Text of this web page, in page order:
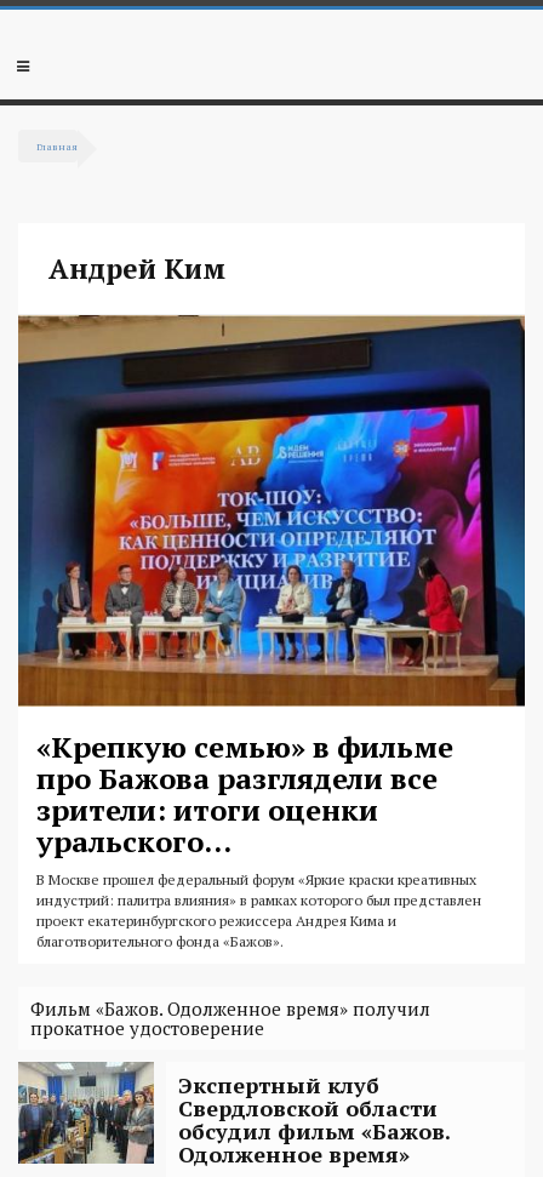
Перейти к основному содержанию
Мобильное
Главная
Андрей Ким
«Крепкую семью» в фильме
про Бажова разглядели все
зрители: итоги оценки
уральского...
В Москве прошел федеральный форум «Яркие краски креативных
индустрий: палитра влияния» в рамках которого был представлен
проект екатеринбургского режиссера Андрея Кима и
благотворительного фонда «Бажов».
Фильм «Бажов. Одолженное время» получил
прокатное удостоверение
Экспертный клуб
Свердловской области
обсудил фильм «Бажов.
Одолженное время»